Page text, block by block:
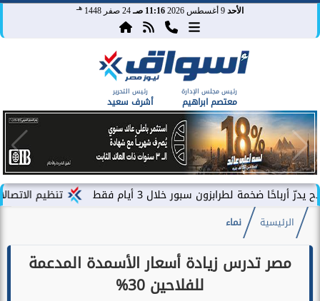
الأحد 11:16 صـ 24 صفر 1448 هـ
رئيس مجلس الإدارة
معتصم ابراهيم
رئيس التحرير
أشرف سعيد
تنظيم الاتصالات يصدر لطرابزون سبور خلال 3 أيام فقط
الرئيسية نماء
مصر تدرس زيادة أسعار الأسمدة المدعمة
للفلاحين 30%